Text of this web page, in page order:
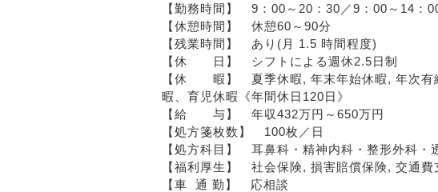
【勤務時間】　9：00～20：30／9：00～14
【休憩時間】　休憩60～90分
【残業時間】　あり(月 1.5 時間程度)
【休　　日】　シフトによる週休2.5日制
【休　　暇】　夏季休暇, 年末年始休暇, 年次
暇、育児休暇《年間休日120日》
【給　　与】　年収432万円～650万円
【処方箋枚数】　100枚／日
【処方科目】　耳鼻科・精神内科・整形外科・
【福利厚生】　社会保険, 損害賠償保険, 交通費
【車  通 勤】　応相談